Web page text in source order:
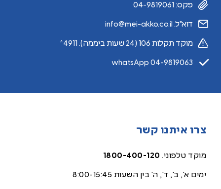
פקס: 04-9819061
דוא"ל. info@mei-akko.co.il
מוקד תקלות 106 (24 שעות ביממה). 4911*
whatsApp 04-9819063
צרו איתנו קשר
מוקד טלפוני. 1800-400-120
ימים א', ב', ד', ה' בין השעות 8:00-15:45